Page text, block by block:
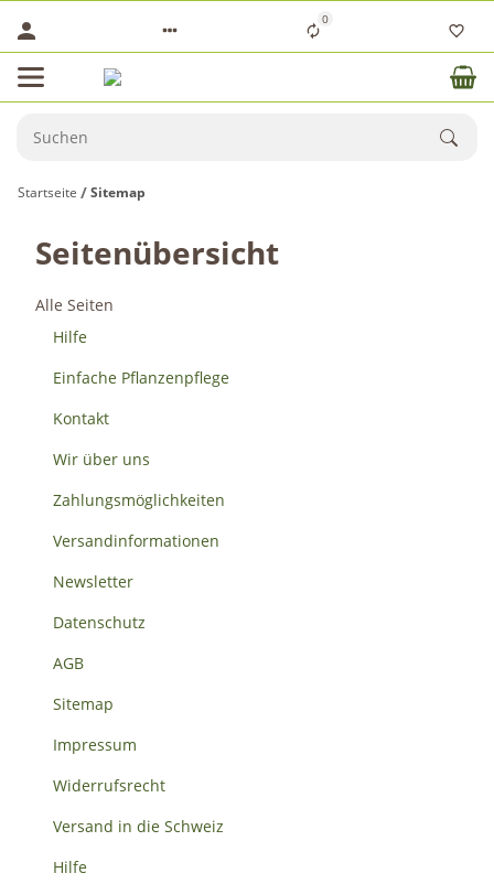
0
Startseite Sitemap
Seitenübersicht
Alle Seiten
Hilfe
Einfache Pflanzenpflege
Kontakt
Wir über uns
Zahlungsmöglichkeiten
Versandinformationen
Newsletter
Datenschutz
AGB
Sitemap
Impressum
Widerrufsrecht
Versand in die Schweiz
Hilfe